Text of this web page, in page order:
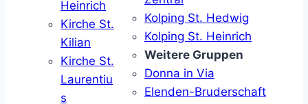
Heinrich
Kirche St.
Kilian
Kirche St.
Laurentiu
s
Kolping St. Hedwig
Kolping St. Heinrich
Weitere Gruppen
Donna in Via
Elenden-Bruderschaft